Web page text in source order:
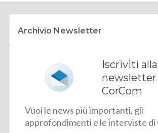
Archivio Newsletter
Iscriviti alla
newsletter
CorCom
Vuoi le news più importanti, gli
approfondimenti e le interviste di